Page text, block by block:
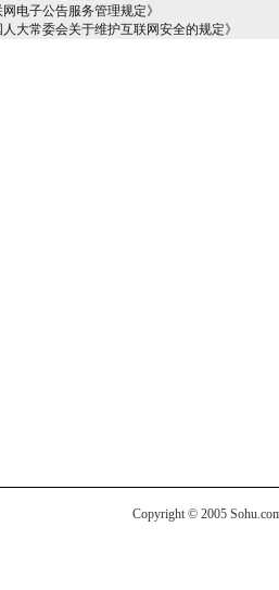
电子公告服务管理规定》
大常委会关于维护互联网安全的规定》
Copyright © 2005